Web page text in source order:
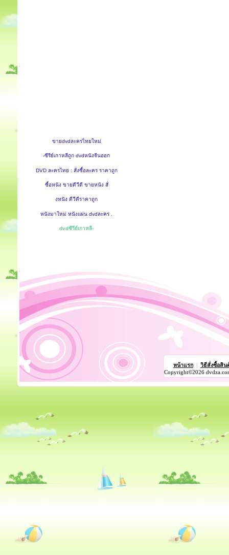
ขายdvdละครไทยใหม่
-ซีรีย์เกาหลีถูก dvdหนังจีนออก
DVD ละครไทย : สั่งซื้อละคร ราคาถูก
ซื้อหนัง ขายดีวีดี ขายหนัง สั่
งหนัง ดีวีดีราคาถูก
หนังมาใหม่ หนังแผ่น dvdละคร .
dvdซีรีย์เกาหลี-
หน้าแรก
วิธีสั่งซื้อสิน
Copyright©2026